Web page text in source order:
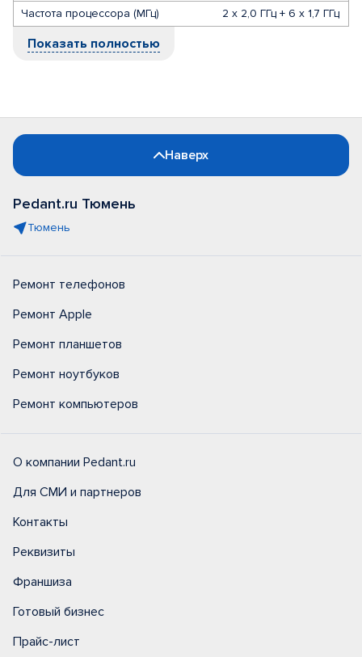
Частота процессора (МГц)
2 х 2,0 ГГц + 6 х 1,7 ГГц
Показать полностью
Наверх
Pedant.ru Тюмень
Тюмень
Ремонт телефонов
Ремонт Apple
Ремонт планшетов
Ремонт ноутбуков
Ремонт компьютеров
О компании Pedant.ru
Для СМИ и партнеров
Контакты
Реквизиты
Франшиза
Готовый бизнес
Прайс-лист